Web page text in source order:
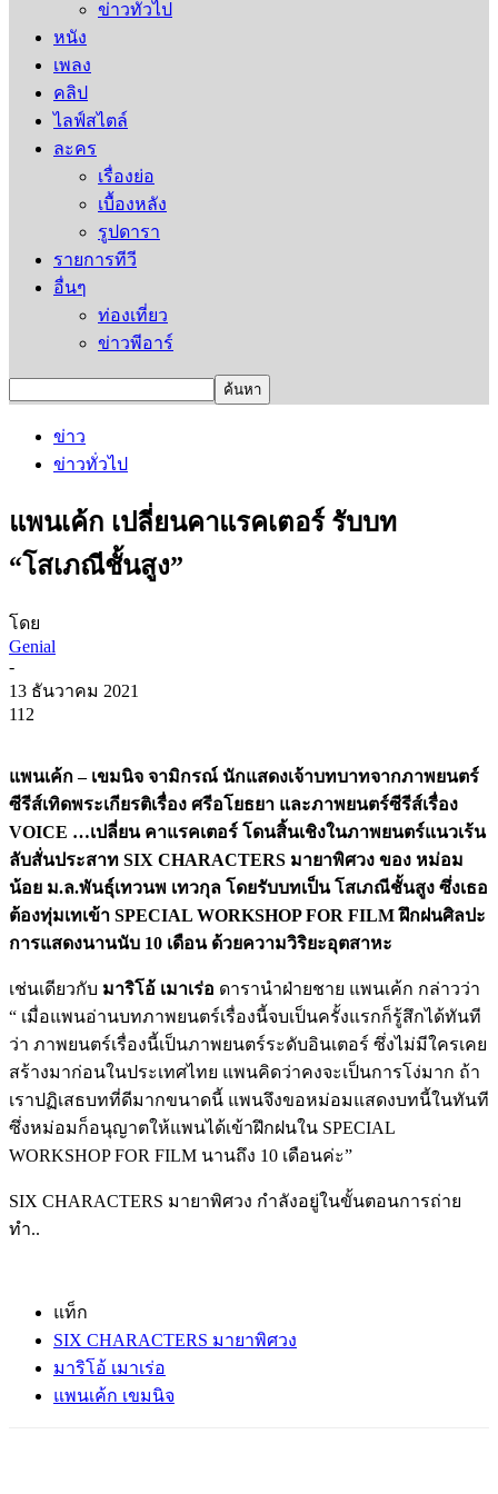
ข่าวทั่วไป
หนัง
เพลง
คลิป
ไลฟ์สไตล์
ละคร
เรื่องย่อ
เบื้องหลัง
รูปดารา
รายการทีวี
อื่นๆ
ท่องเที่ยว
ข่าวพีอาร์
ข่าว
ข่าวทั่วไป
แพนเค้ก เปลี่ยนคาแรคเตอร์ รับบท
“โสเภณีชั้นสูง”
โดย
Genial
-
13 ธันวาคม 2021
112
แพนเค้ก – เขมนิจ จามิกรณ์ นักแสดงเจ้าบทบาทจากภาพยนตร์
ซีรีส์เทิดพระเกียรติเรื่อง ศรีอโยธยา และภาพยนตร์ซีรีส์เรื่อง
VOICE …เปลี่ยน คาแรคเตอร์ โดนสิ้นเชิงในภาพยนตร์แนวเร้น
ลับสั่นประสาท SIX CHARACTERS มายาพิศวง ของ หม่อม
น้อย ม.ล.พันธุ์เทวนพ เทวกุล โดยรับบทเป็น โสเภณีชั้นสูง ซึ่งเธอ
ต้องทุ่มเทเข้า SPECIAL WORKSHOP FOR FILM ฝึกฝนศิลปะ
การแสดงนานนับ 10 เดือน ด้วยความวิริยะอุตสาหะ
เช่นเดียวกับ มาริโอ้ เมาเร่อ ดารานำฝ่ายชาย แพนเค้ก กล่าวว่า
“ เมื่อแพนอ่านบทภาพยนตร์เรื่องนี้จบเป็นครั้งแรกก็รู้สึกได้ทันที
ว่า ภาพยนตร์เรื่องนี้เป็นภาพยนตร์ระดับอินเตอร์ ซึ่งไม่มีใครเคย
สร้างมาก่อนในประเทศไทย แพนคิดว่าคงจะเป็นการโง่มาก ถ้า
เราปฏิเสธบทที่ดีมากขนาดนี้ แพนจึงขอหม่อมแสดงบทนี้ในทันที
ซึ่งหม่อมก็อนุญาตให้แพนได้เข้าฝึกฝนใน SPECIAL
WORKSHOP FOR FILM นานถึง 10 เดือนค่ะ”
SIX CHARACTERS มายาพิศวง กำลังอยู่ในขั้นตอนการถ่าย
ทำ..
แท็ก
SIX CHARACTERS มายาพิศวง
มาริโอ้ เมาเร่อ
แพนเค้ก เขมนิจ